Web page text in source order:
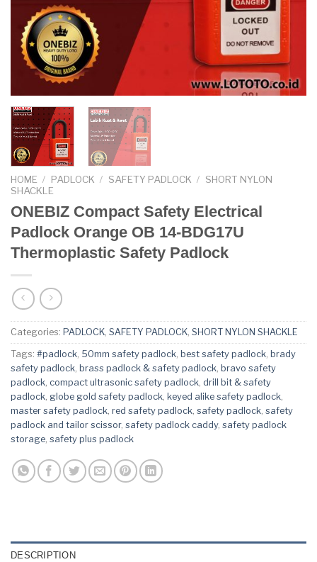
HOME / PADLOCK / SAFETY PADLOCK / SHORT NYLON
SHACKLE
ONEBIZ Compact Safety Electrical
Padlock Orange OB 14-BDG17U
Thermoplastic Safety Padlock
Categories: PADLOCK, SAFETY PADLOCK, SHORT NYLON SHACKLE
Tags: #padlock, 50mm safety padlock, best safety padlock, brady
safety padlock, brass padlock & safety padlock, bravo safety
padlock, compact ultrasonic safety padlock, drill bit & safety
padlock, globe gold safety padlock, keyed alike safety padlock,
master safety padlock, red safety padlock, safety padlock, safety
padlock and tailor scissor, safety padlock caddy, safety padlock
storage, safety plus padlock
DESCRIPTION